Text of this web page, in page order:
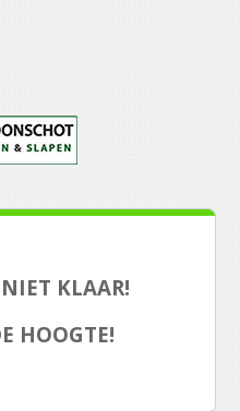
KLAAR!
HOOGTE!